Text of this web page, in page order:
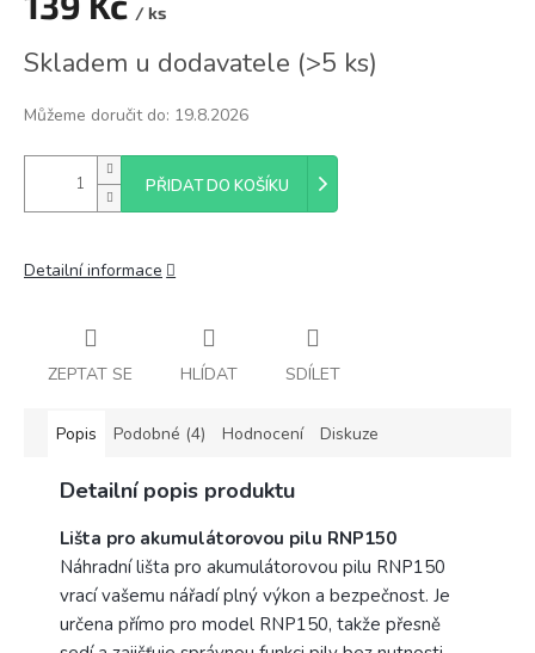
/ ks
cena:
Skladem u dodavatele (>5 ks)
Můžeme doručit do: 19.8.2026
PŘIDAT DO KOŠÍKU
Detailní informace
ZEPTAT SE HLÍDAT SDÍLET
Popis Podobné (4) Hodnocení Diskuze
Detailní popis produktu
Lišta pro akumulátorovou pilu RNP150
Náhradní lišta pro akumulátorovou pilu RNP150
vrací vašemu nářadí plný výkon a bezpečnost. Je
určena přímo pro model RNP150, takže přesně